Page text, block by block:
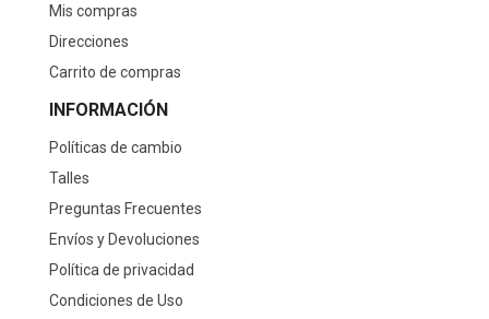
Mis compras
Direcciones
Carrito de compras
INFORMACIÓN
Políticas de cambio
Talles
Preguntas Frecuentes
Envíos y Devoluciones
Política de privacidad
Condiciones de Uso